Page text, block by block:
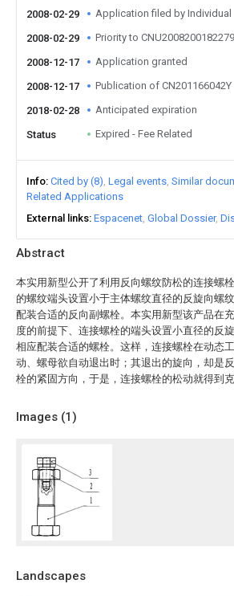
Abstract
本实用新型公开了利用反向螺纹防松的连接螺
的螺纹端头设置小于主体螺纹直径的反旋向螺
配装合适的反向副螺栓。本实用新型该产品在
度的前提下、连接螺栓的端头设置小直径的反
相应配装合适的螺栓。这样，连接螺栓在动态
动、螺母欲自动退出时；其退出的旋向，却是
栓的紧固方向，于是，连接螺栓的松动就得到克
Images (1)
Landscapes
2008-02-29 Application filed by Individual
2008-02-29 Priority to
2008-12-17 Application granted
2008-12-17 Publication of CN201166042Y
2018-02-28 Anticipated expiration
Status Expired - Fee Related
Info Cited by (8) Legal events Similar
Related Applications
External links Espacenet Global Dossier